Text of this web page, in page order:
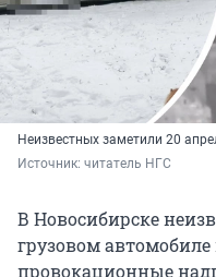
Неизвестных заметили 20
Источник: читатель НГС
В Новосибирске
грузовом
провокационные